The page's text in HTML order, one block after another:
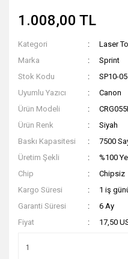
1.008,00 TL
Kategori
Laser
Marka
Sprint
Stok Kodu
SP10-
Uyumlu Yazıcı
Canon
Ürün Modeli
Ürün Renk
Siyah
Baskı Kapasitesi
7500
Üretim Şekli
%100
Chip
Chipsiz
Kargo Süresi
1 iş
Garanti Süresi
6 Ay
Fiyat
17,50